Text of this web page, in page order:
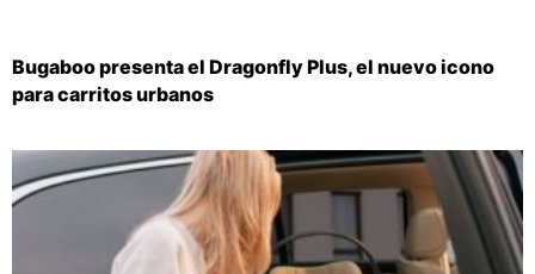
Bugaboo presenta el Dragonfly Plus, el nuevo icono
para carritos urbanos